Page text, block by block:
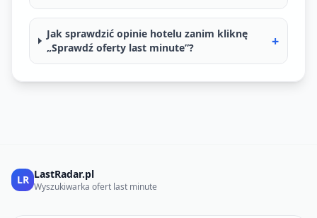
Jak sprawdzić opinie hotelu zanim kliknę
„Sprawdź oferty last minute”?
+
LR LastRadar.pl
Wyszukiwarka ofert last minute